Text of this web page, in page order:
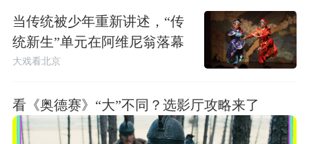
当传统被少年重新讲述，“传
统新生”单元在阿维尼翁落幕
大戏看北京
看《奥德赛》“大”不同？选影厅攻略来了